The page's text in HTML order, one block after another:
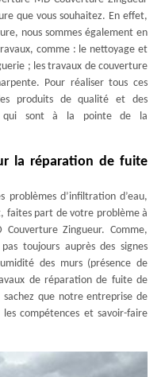
que vous souhaitez. En effet,
nous sommes également en
comme : le nettoyage et
; les travaux de couverture
Pour réaliser tous ces
produits de qualité et des
qui sont à la pointe de la
la réparation de fuite
d’infiltration d’eau,
faites part de votre problème à
Zingueur. Comme,
toujours auprès des signes
des murs (présence de
de réparation de fuite de
que notre entreprise de
compétences et savoir-faire